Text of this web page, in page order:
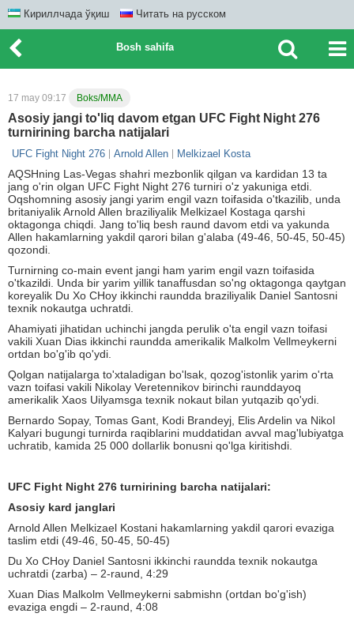
Кириллчада ўқиш Читать на русском
Bosh sahifa
17 may 09:17 Boks/MMA
Asosiy jangi to'liq davom etgan UFC Fight Night 276
turnirining barcha natijalari
UFC Fight Night 276 Arnold Allen Melkizael Kosta
AQSHning Las-Vegas shahri mezbonlik qilgan va kardidan 13 ta
jang o'rin olgan UFC Fight Night 276 turniri o'z yakuniga etdi.
Oqshomning asosiy jangi yarim engil vazn toifasida o'tkazilib, unda
britaniyalik Arnold Allen braziliyalik Melkizael Kostaga qarshi
oktagonga chiqdi. Jang to'liq besh raund davom etdi va yakunda
Allen hakamlarning yakdil qarori bilan g'alaba (49-46, 50-45, 50-45)
qozondi.
Turnirning co-main event jangi ham yarim engil vazn toifasida
o'tkazildi. Unda bir yarim yillik tanaffusdan so'ng oktagonga qaytgan
koreyalik Du Xo CHoy ikkinchi raundda braziliyalik Daniel Santosni
texnik nokautga uchratdi.
Ahamiyati jihatidan uchinchi jangda perulik o'ta engil vazn toifasi
vakili Xuan Dias ikkinchi raundda amerikalik Malkolm Vellmeykerni
ortdan bo'g'ib qo'ydi.
Qolgan natijalarga to'xtaladigan bo'lsak, qozog'istonlik yarim o'rta
vazn toifasi vakili Nikolay Veretennikov birinchi raunddayoq
amerikalik Xaos Uilyamsga texnik nokaut bilan yutqazib qo'ydi.
Bernardo Sopay, Tomas Gant, Kodi Brandeyj, Elis Ardelin va Nikol
Kalyari bugungi turnirda raqiblarini muddatidan avval mag'lubiyatga
uchratib, kamida 25 000 dollarlik bonusni qo'lga kiritishdi.
UFC Fight Night 276 turnirining barcha natijalari:
Asosiy kard janglari
Arnold Allen Melkizael Kostani hakamlarning yakdil qarori evaziga
taslim etdi (49-46, 50-45, 50-45)
Du Xo CHoy Daniel Santosni ikkinchi raundda texnik nokautga
uchratdi (zarba) – 2-raund, 4:29
Xuan Dias Malkolm Vellmeykerni sabmishn (ortdan bo'g'ish)
evaziga engdi – 2-raund, 4:08